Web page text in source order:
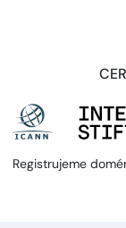
Registrujeme